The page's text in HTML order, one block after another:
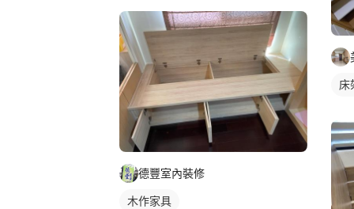
德豐室內裝修
木作家具
床